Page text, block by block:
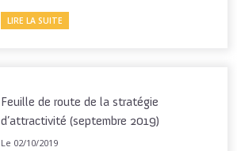
LIRE LA SUITE
Feuille de route de la stratégie
d’attractivité (septembre 2019)
Le 02/10/2019